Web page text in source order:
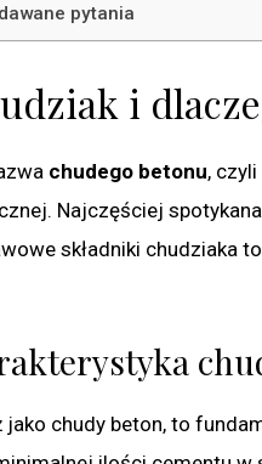
pytania
i
chudego betonu,
Najczęściej
składniki chudziaka
chudy beton, to